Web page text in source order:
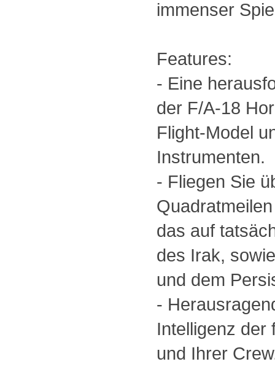
immenser
Features:
- Eine
der F/A-18
Flight-Model
Instrumenten.
- Fliegen Sie
das auf
des Irak,
und dem
-
Intelligenz der
und Ihrer